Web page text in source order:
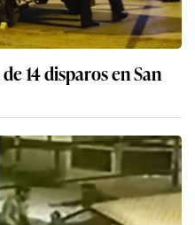
14 disparos en San